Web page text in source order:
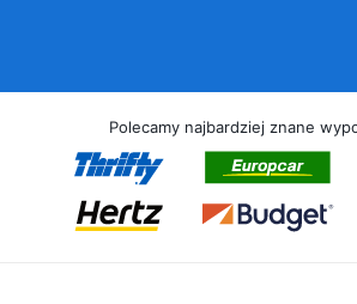
Polecamy najbardziej znane